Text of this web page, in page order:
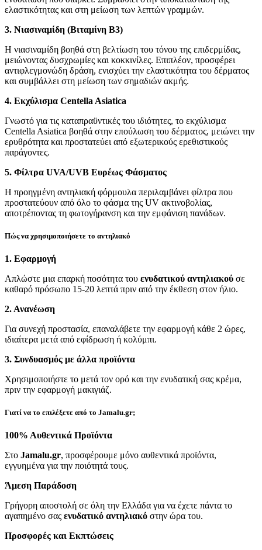
ελαστικότητας και στη μείωση των λεπτών γραμμών.
3. Νιασιναμίδη (Βιταμίνη B3)
Η νιασιναμίδη βοηθά στη βελτίωση του τόνου της επιδερμίδας,
μειώνοντας δυσχρωμίες και κοκκινίλες. Επιπλέον, προσφέρει
αντιφλεγμονώδη δράση, ενισχύει την ελαστικότητα του δέρματος
και συμβάλλει στη μείωση των σημαδιών ακμής.
4. Εκχύλισμα Centella Asiatica
Γνωστό για τις καταπραϋντικές του ιδιότητες, το εκχύλισμα
Centella Asiatica βοηθά στην επούλωση του δέρματος, μειώνει την
ερυθρότητα και προστατεύει από εξωτερικούς ερεθιστικούς
παράγοντες.
5. Φίλτρα UVA/UVB Ευρέως Φάσματος
Η προηγμένη αντηλιακή φόρμουλα περιλαμβάνει φίλτρα που
προστατεύουν από όλο το φάσμα της UV ακτινοβολίας,
αποτρέποντας τη φωτογήρανση και την εμφάνιση πανάδων.
Πώς να χρησιμοποιήσετε το αντηλιακό
1. Εφαρμογή
Απλώστε μια επαρκή ποσότητα του ενυδατικού αντηλιακού σε
καθαρό πρόσωπο 15-20 λεπτά πριν από την έκθεση στον ήλιο.
2. Ανανέωση
Για συνεχή προστασία, επαναλάβετε την εφαρμογή κάθε 2 ώρες,
ιδιαίτερα μετά από εφίδρωση ή κολύμπι.
3. Συνδυασμός με άλλα προϊόντα
Χρησιμοποιήστε το μετά τον ορό και την ενυδατική σας κρέμα,
πριν την εφαρμογή μακιγιάζ.
Γιατί να το επιλέξετε από το Jamalu.gr;
100% Αυθεντικά Προϊόντα
Στο Jamalu.gr, προσφέρουμε μόνο αυθεντικά προϊόντα,
εγγυημένα για την ποιότητά τους.
Άμεση Παράδοση
Γρήγορη αποστολή σε όλη την Ελλάδα για να έχετε πάντα το
αγαπημένο σας ενυδατικό αντηλιακό στην ώρα του.
Προσφορές και Εκπτώσεις